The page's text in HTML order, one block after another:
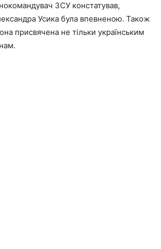
ЗСУ констатував,
Усика була впевненою. Також
присвячена не тільки українським